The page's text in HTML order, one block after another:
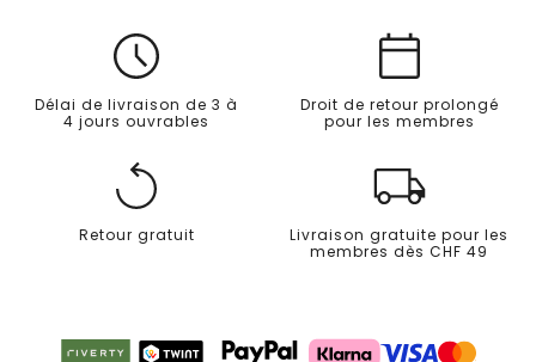
Délai de livraison de 3 à
4 jours ouvrables
Droit de retour prolongé
pour les membres
Retour gratuit
Livraison gratuite pour les
membres dès CHF 49